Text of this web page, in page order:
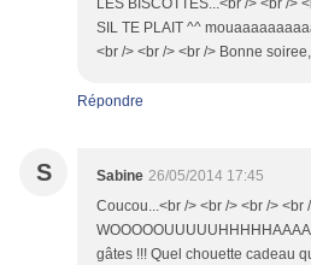
LES BISCOTTES...<br /> <br />
SIL TE PLAIT ^^
<br /> <br /> <br /> Bonne
Répondre
S Sabine 26/05/2014 17:45
Coucou...<br /> <br /> <br /> <br
gâtes !!! Quel chouette cadeau